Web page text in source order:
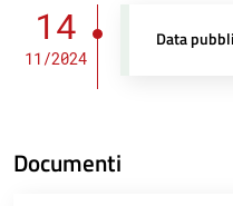
14
11/2024
Data
Documenti